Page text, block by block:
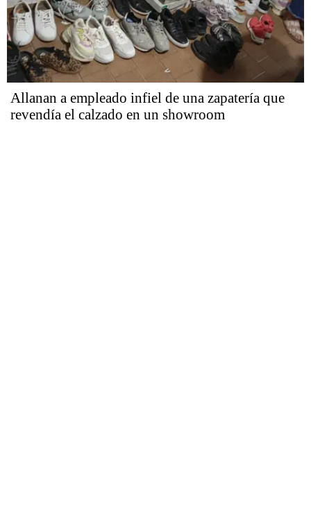
Allanan a empleado infiel de una zapatería que
revendía el calzado en un showroom